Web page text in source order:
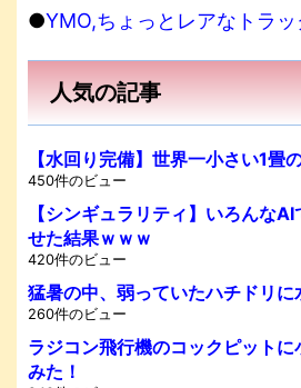
●YMO,ちょっとレアなトラ
人気の記事
【水回り完備】世界一小さい1畳
450件のビュー
【シンギュラリティ】いろんな
せた結果ｗｗｗ
420件のビュー
猛暑の中、弱っていたハチドリに
260件のビュー
ラジコン飛行機のコックピット
みた！